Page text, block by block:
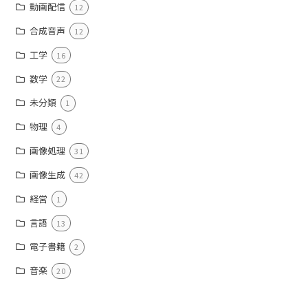
動画配信 12
合成音声 12
工学 16
数学 22
未分類 1
物理 4
画像処理 31
画像生成 42
経営 1
言語 13
電子書籍 2
音楽 20